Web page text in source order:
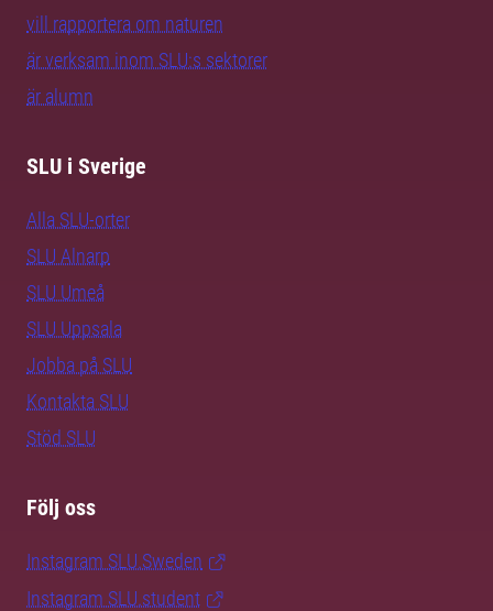
vill rapportera om naturen
är verksam inom SLU:s sektorer
är alumn
SLU i Sverige
Alla SLU-orter
SLU Alnarp
SLU Umeå
SLU Uppsala
Jobba på SLU
Kontakta SLU
Stöd SLU
Följ oss
Instagram SLU.Sweden
Instagram SLU.student